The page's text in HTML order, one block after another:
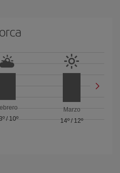
/ 10º
Marzo
14º/ 12º